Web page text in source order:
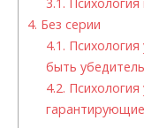
4. Без серии
4.1.
быть
4.2.